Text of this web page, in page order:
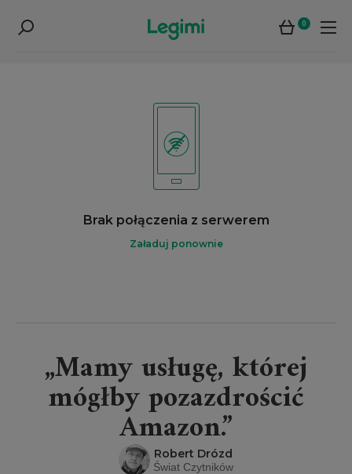
0
Brak połączenia z serwerem
Załaduj ponownie
„Mamy usługę, której
mógłby pozazdrościć
Amazon.”
Robert Drózd
Świat Czytników